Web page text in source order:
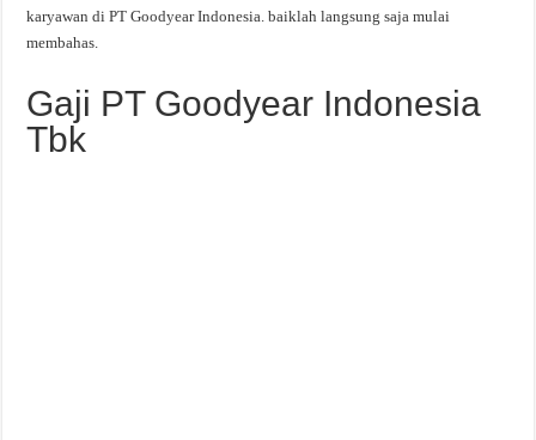
karyawan di PT Goodyear Indonesia. baiklah langsung saja mulai
membahas.
Gaji PT Goodyear Indonesia
Tbk